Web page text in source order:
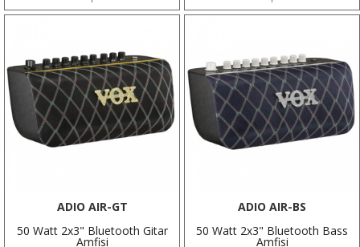
ADIO AIR-GT
50 Watt 2x3" Bluetooth Gitar
Amfisi
ADIO AIR-BS
50 Watt 2x3" Bluetooth Bass
Amfisi